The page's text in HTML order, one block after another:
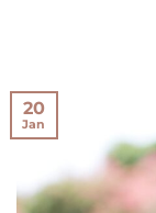
20
Jan